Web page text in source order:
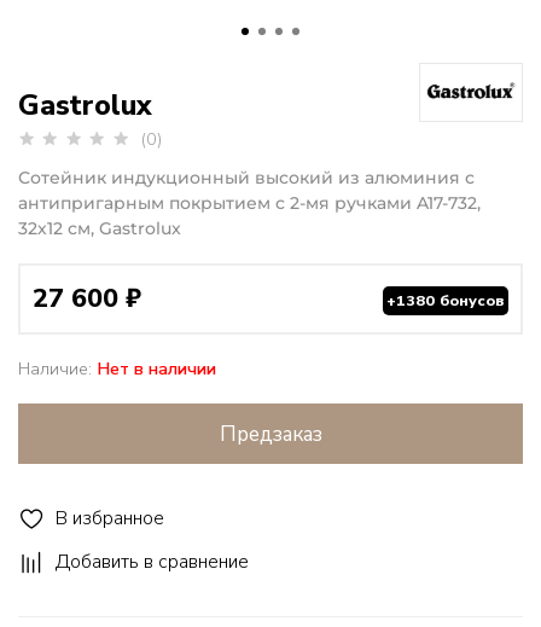
(0)
Наличие: Нет в наличии
Gastrolux
Сотейник индукционный высокий из алюминия с
антипригарным покрытием с 2-мя ручками A17-732,
32х12 см, Gastrolux
27 600 ₽ +1380 бонусов
Предзаказ
В избранное
Добавить в сравнение